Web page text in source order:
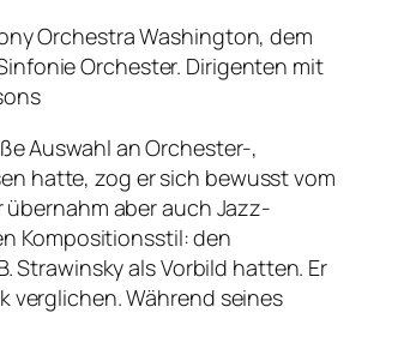
Orchestra Washington, dem
Orchester. Dirigenten mit
Auswahl an Orchester-,
hatte, zog er sich bewusst vom
aber auch Jazz-
Kompositionsstil: den
Strawinsky als Vorbild hatten. Er
verglichen. Während seines